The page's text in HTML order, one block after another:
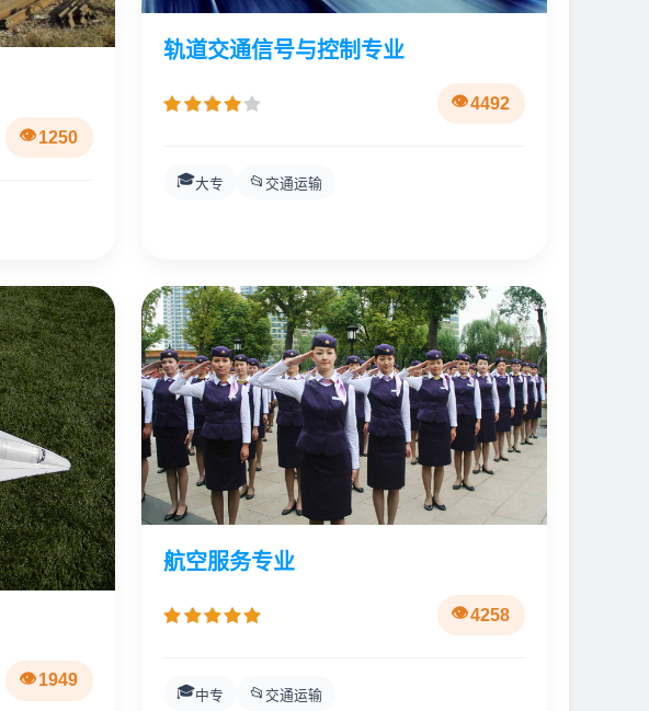
1250
轨道交通信号与控制专业
4492
🎓大专 📂 交通运输
1949
航空服务专业
4258
🎓中专 📂 交通运输